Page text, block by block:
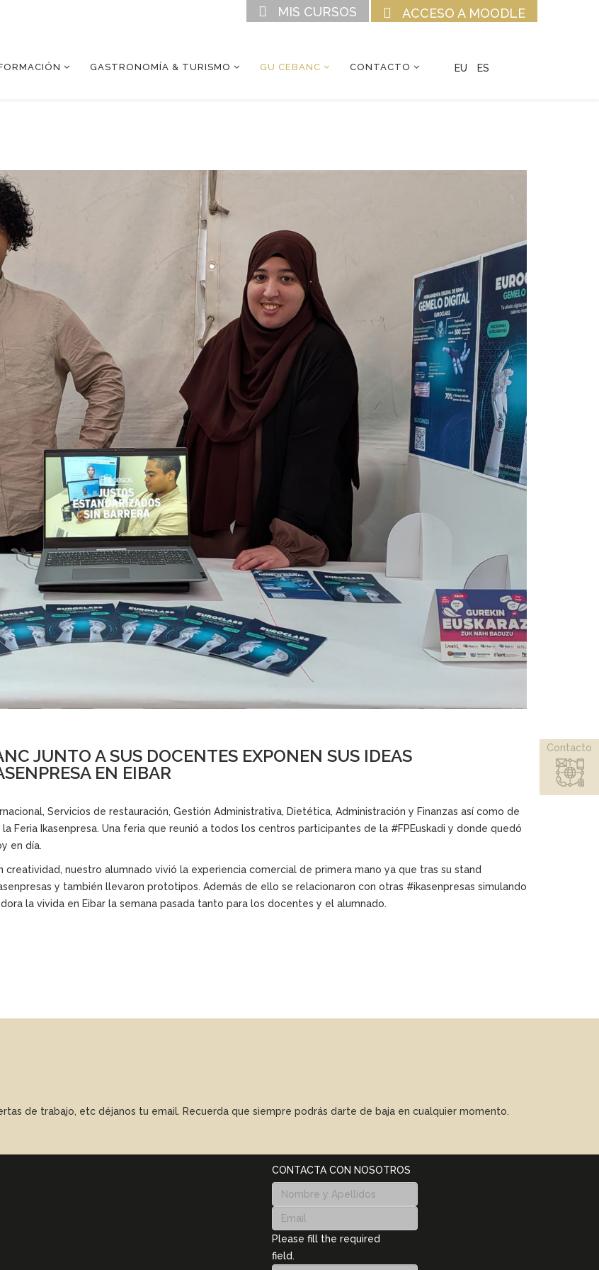
ACCESO A MOODLE
MIS CURSOS
GASTRONOMÍA & TURISMO GU CEBANC CONTACTO EU ES
JUNTO A SUS DOCENTES EXPONEN SUS IDEAS
EN EIBAR
Servicios de restauración, Gestión Administrativa, Dietética, Administración y Finanzas así como de
Feria Ikasenpresa. Una feria que reunió a todos los centros participantes de la #FPEuskadi y donde quedó
en día.
nuestro alumnado vivió la experiencia comercial de primera mano ya que tras su stand
y también llevaron prototipos. Además de ello se relacionaron con otras #ikasenpresas simulando
la vivida en Eibar la semana pasada tanto para los docentes y el alumnado.
de trabajo, etc déjanos tu email. Recuerda que siempre podrás darte de baja en cualquier momento.
CONTACTA CON NOSOTROS
Please fill the required
field.
Contacto